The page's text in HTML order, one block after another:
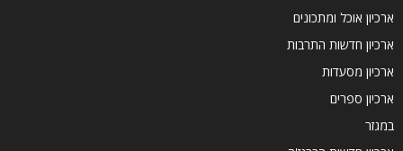
ארכיון אוכל ומתכונים
ארכיון חדשות התרבות
ארכיון מסעדות
ארכיון ספרים
במגזר